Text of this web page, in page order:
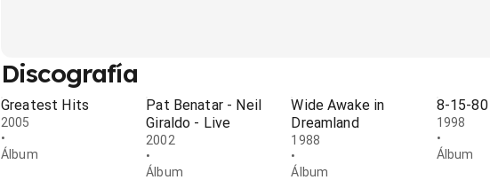
Discografía
Greatest Hits
2005
•
Álbum
Pat Benatar - Neil
Giraldo - Live
2002
•
Álbum
Wide Awake in
Dreamland
1988
•
Álbum
8-15-80
1998
•
Álbum